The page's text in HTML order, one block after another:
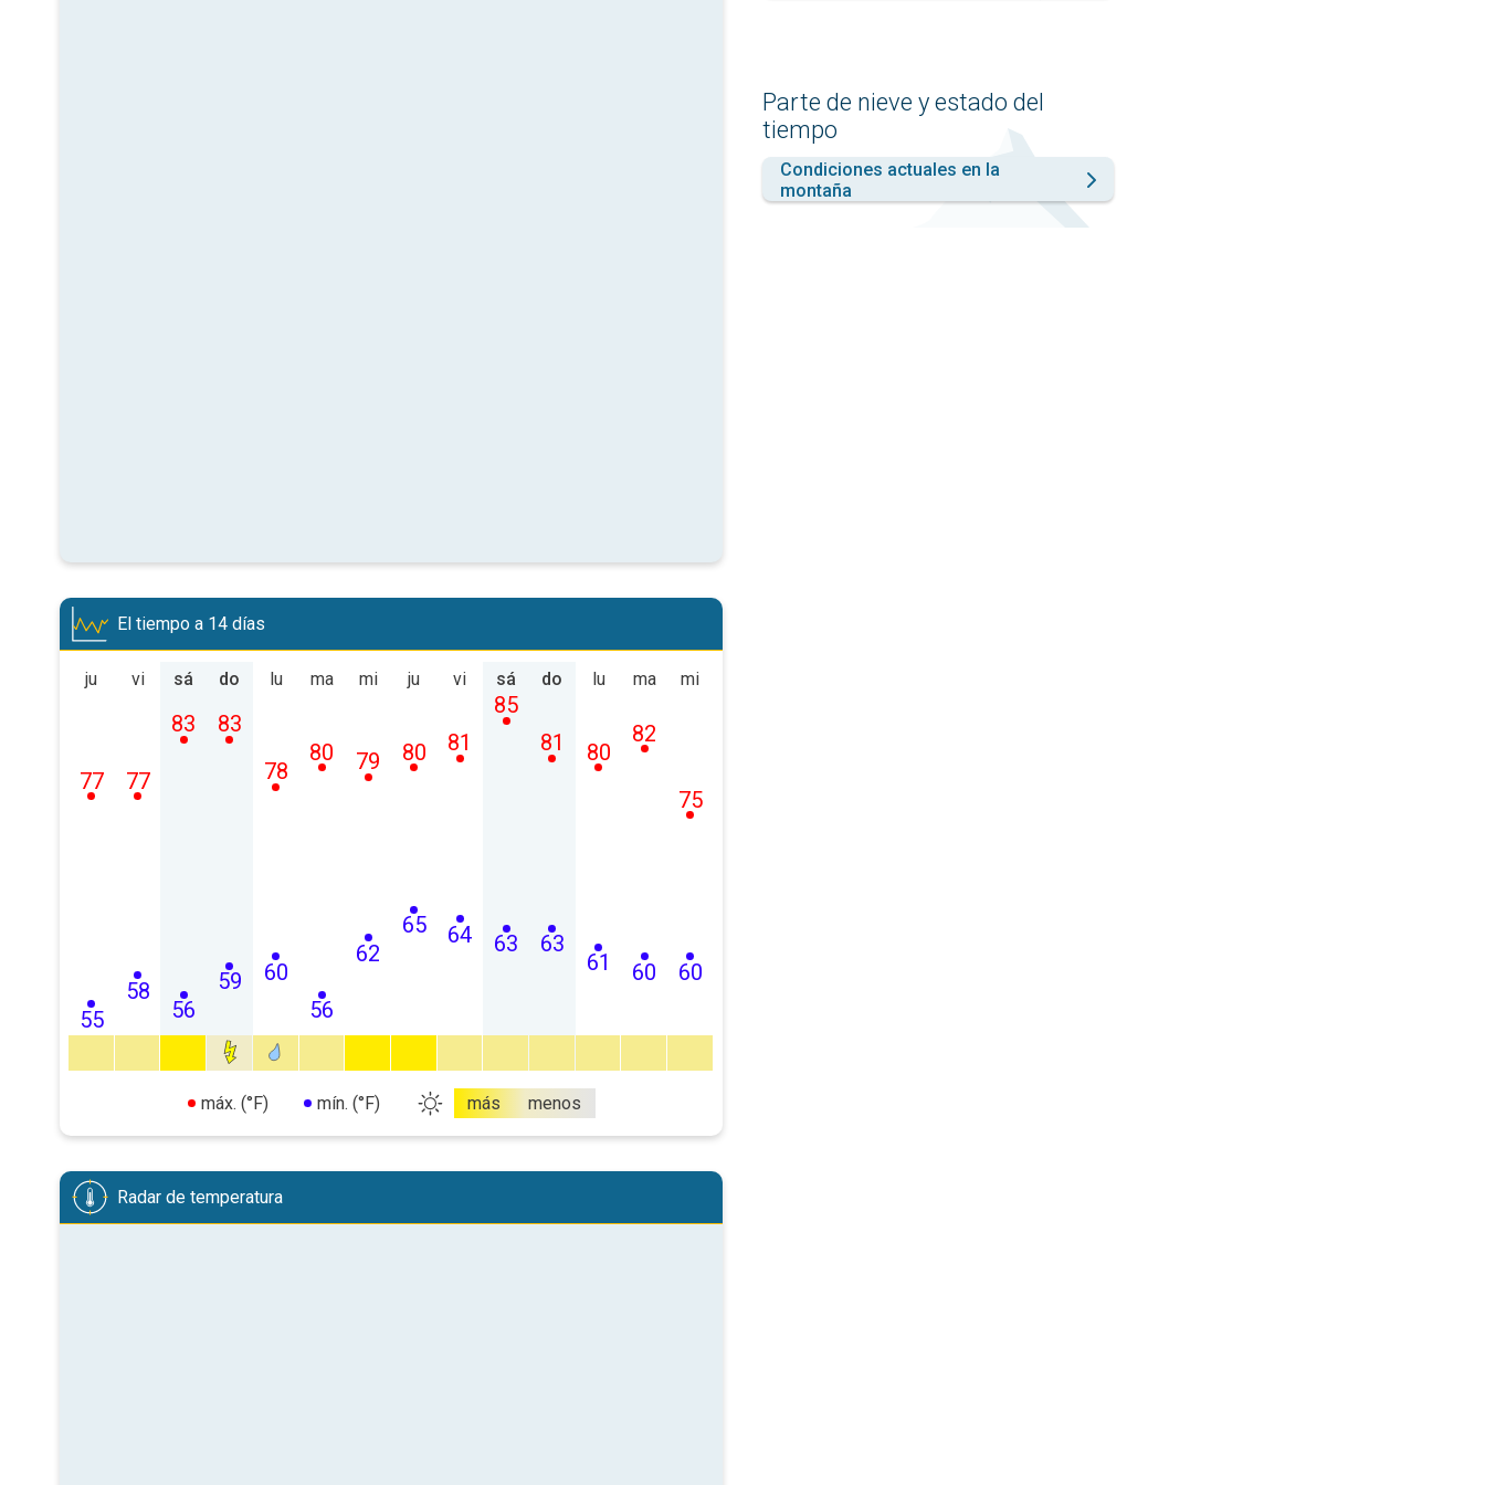
El tiempo a 14 días
ju
55
77
vi
58
77
sá
56
83
do
59
83
lu
60
78
ma
56
80
mi
62
79
ju
65
80
vi
64
81
sá
63
85
do
63
81
lu
61
80
ma
60
82
mi
60
75
máx. (°F) mín. (°F) más menos
Radar de temperatura
Parte de nieve y estado del
tiempo
Condiciones actuales en la
montaña